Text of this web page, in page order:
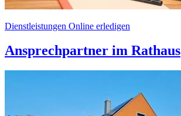
Dienstleistungen Online erledigen
Ansprechpartner im Rathaus